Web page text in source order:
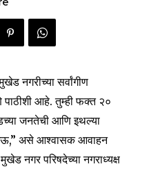
नगरीच्या सर्वांगीण
पाठीशी आहे. तुम्ही फक्त २०
जनतेची आणि इथल्या
घेऊ,” असे आश्वासक आवाहन
नगर परिषदेच्या नगराध्यक्ष